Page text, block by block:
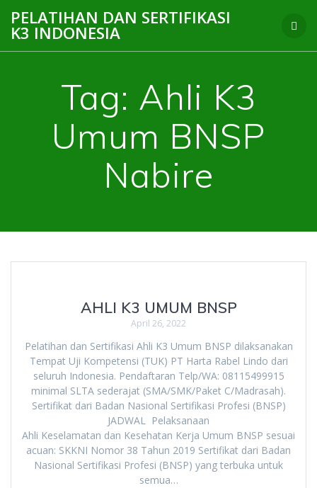
to
PELATIHAN DAN SERTIFIKASI
K3 INDONESIA
Tag: Ahli K3
Umum BNSP
Nabire
AHLI K3 UMUM BNSP
April 26, 2022
Pelatihan dan Sertifikasi Ahli K3 Umum BNSP dilaksanakan
Tempat Uji Kompetensi (TUK) PT Harta Rabel Lindo dari
seluruh Indonesia. Pendaftaran Telp/WA: 08115499915
minimal SLTA sederajat (SMA/SMK/Paket C/Madrasah).
Sertifikat dari Badan Nasional Sertifikasi Profesi (BNSP)
JADWAL Pelaksanaan
Ahli Keselamatan dan Kesehatan Kerja Umum BNSP sesuai
acuan: SKKNI Nomor 38 Tahun 2019 Sertifikat dari Badan
Nasional Sertifikasi Profesi (BNSP) yang terbuka untuk
semua…